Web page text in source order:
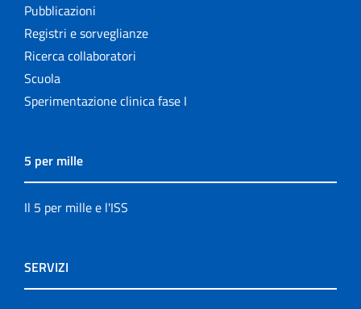
Pubblicazioni
Registri e sorveglianze
Ricerca collaboratori
Scuola
Sperimentazione clinica fase I
5 per mille
Il 5 per mille e l'ISS
SERVIZI